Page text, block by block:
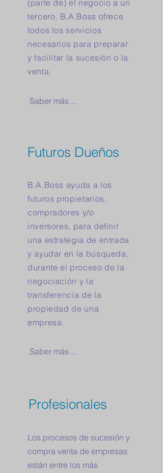
(parte de) el negocio a un
tercero, B.A.Boss ofrece
todos los servicios
necesarios para preparar
y facilitar la sucesión o la
venta.
Saber más ...
Futuros Dueños
B.A.Boss ayuda a los
futuros propietarios,
compradores y/o
inversores, para definir
una estrategia de entrada
y ayudar en la búsqueda,
durante el proceso de la
negociación y la
transferencia de la
propiedad de una
empresa.
Saber más ...
Profesionales
Los procesos de sucesión y
compra venta de empresas
están entre los más